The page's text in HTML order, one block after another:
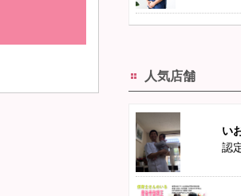
人気店舗
い
認